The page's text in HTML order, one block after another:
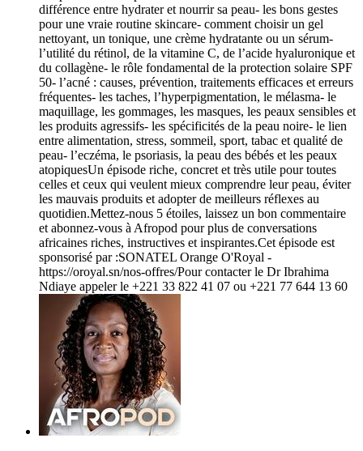
différence entre hydrater et nourrir sa peau- les bons gestes
pour une vraie routine skincare- comment choisir un gel
nettoyant, un tonique, une crème hydratante ou un sérum-
l’utilité du rétinol, de la vitamine C, de l’acide hyaluronique et
du collagène- le rôle fondamental de la protection solaire SPF
50- l’acné : causes, prévention, traitements efficaces et erreurs
fréquentes- les taches, l’hyperpigmentation, le mélasma- le
maquillage, les gommages, les masques, les peaux sensibles et
les produits agressifs- les spécificités de la peau noire- le lien
entre alimentation, stress, sommeil, sport, tabac et qualité de
peau- l’eczéma, le psoriasis, la peau des bébés et les peaux
atopiquesUn épisode riche, concret et très utile pour toutes
celles et ceux qui veulent mieux comprendre leur peau, éviter
les mauvais produits et adopter de meilleurs réflexes au
quotidien.Mettez-nous 5 étoiles, laissez un bon commentaire
et abonnez-vous à Afropod pour plus de conversations
africaines riches, instructives et inspirantes.Cet épisode est
sponsorisé par :SONATEL Orange O'Royal -
https://oroyal.sn/nos-offres/Pour contacter le Dr Ibrahima
Ndiaye appeler le +221 33 822 41 07 ou +221 77 644 13 60